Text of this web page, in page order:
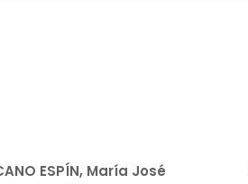
ESPÍN, María José